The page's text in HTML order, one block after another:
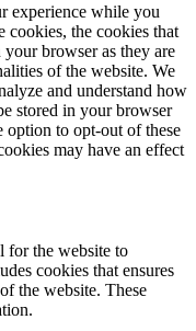
experience while you
cookies, the cookies that
your browser as they are
of the website. We
and understand how
stored in your browser
option to opt-out of these
may have an effect
for the website to
cookies that ensures
the website. These